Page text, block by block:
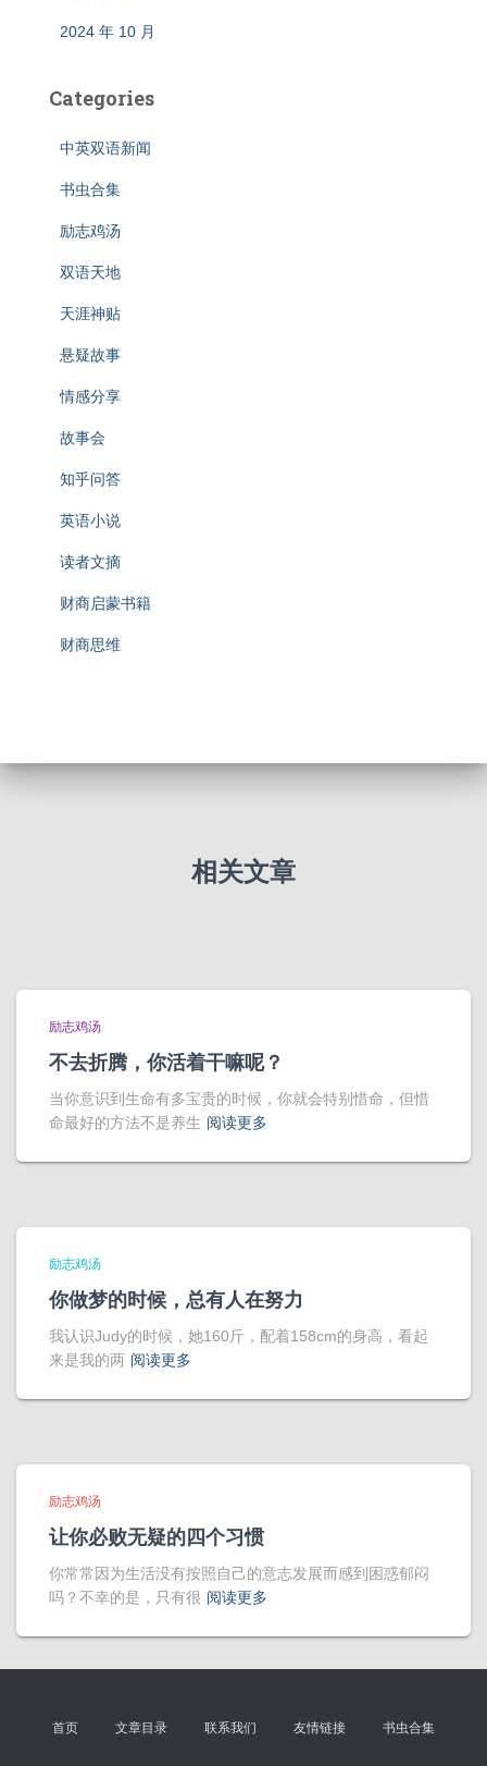
2024 年 10 月
Categories
中英双语新闻
书虫合集
励志鸡汤
双语天地
天涯神贴
悬疑故事
情感分享
故事会
知乎问答
英语小说
读者文摘
财商启蒙书籍
财商思维
相关文章
励志鸡汤
不去折腾，你活着干嘛呢？
当你意识到生命有多宝贵的时候，你就会特别惜命，但惜
命最好的方法不是养生 阅读更多
励志鸡汤
你做梦的时候，总有人在努力
我认识Judy的时候，她160斤，配着158cm的身高，看起
来是我的两 阅读更多
励志鸡汤
让你必败无疑的四个习惯
你常常因为生活没有按照自己的意志发展而感到困惑郁闷
吗？不幸的是，只有很 阅读更多
首页 文章目录 联系我们 友情链接 书虫合集